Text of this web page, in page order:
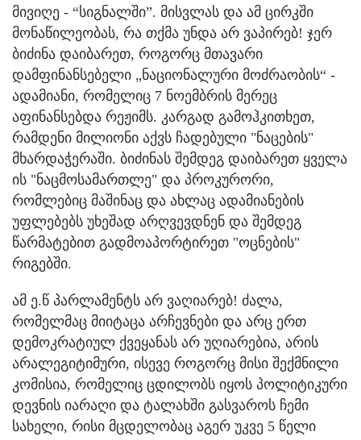
მივიღე - “სიგნალში”. მისვლას და ამ ცირკში
მონაწილეობას, რა თქმა უნდა არ ვაპირებ! ჯერ
ბიძინა დაიბარეთ, როგორც მთავარი
დამფინანსებელი „ნაციონალური მოძრაობის“ -
ადამიანი, რომელიც 7 ნოემბრის მერეც
აფინანსებდა რეჟიმს. კარგად გამოჰკითხეთ,
რამდენი მილიონი აქვს ჩადებული "ნაცების"
მხარდაჭერაში. ბიძინას შემდეგ დაიბარეთ ყველა
ის "ნაცმოსამართლე" და პროკურორი,
რომლებიც მაშინაც და ახლაც ადამიანების
უფლებებს უხეშად არღვევდნენ და შემდეგ
წარმატებით გადმოაპორტირეთ "ოცნების"
რიგებში.
ამ ე.წ პარლამენტს არ ვაღიარებ! ძალა,
რომელმაც მიიტაცა არჩევნები და არც ერთ
დემოკრატიულ ქვეყანას არ უღიარებია, არის
არალეგიტიმური, ისევე როგორც მისი შექმნილი
კომისია, რომელიც ცდილობს იყოს პოლიტიკური
დევნის იარაღი და ტალახში გასვაროს ჩემი
სახელი, რისი მცდელობაც აგერ უკვე 5 წელი